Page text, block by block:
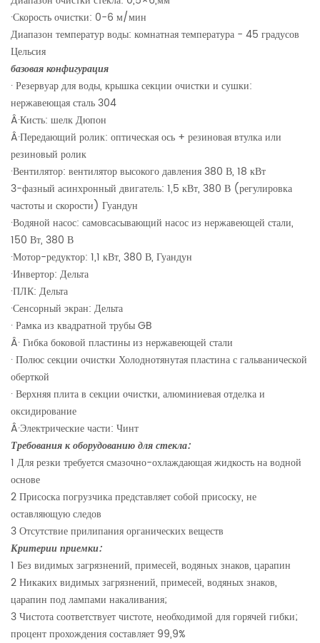
·Скорость очистки: 0-6 м/мин
Диапазон температур воды: комнатная температура - 45 градусов
Цельсия
базовая конфигурация
·Резервуар для воды, крышка секции очистки и сушки:
нержавеющая сталь 304
Â·Кисть: шелк Дюпон
Â·Передающий ролик: оптическая ось + резиновая втулка или
резиновый ролик
·Вентилятор: вентилятор высокого давления 380 В, 18 кВт
3-фазный асинхронный двигатель: 1,5 кВт, 380 В (регулировка
частоты и скорости) Гуандун
·Водяной насос: самовсасывающий насос из нержавеющей стали,
150 Вт, 380 В
·Мотор-редуктор: 1,1 кВт, 380 В, Гуандун
·Инвертор: Дельта
·ПЛК: Дельта
·Сенсорный экран: Дельта
·Рамка из квадратной трубы GB
Â·Гибка боковой пластины из нержавеющей стали
·Полюс секции очистки Холоднотянутая пластина с гальванической
оберткой
·Верхняя плита в секции очистки, алюминиевая отделка и
оксидирование
Â·Электрические части: Чинт
Требования к оборудованию для стекла:
1 Для резки требуется смазочно-охлаждающая жидкость на водной
основе
2 Присоска погрузчика представляет собой присоску, не
оставляющую следов
3 Отсутствие прилипания органических веществ
Критерии приемки:
1 Без видимых загрязнений, примесей, водяных знаков, царапин
2 Никаких видимых загрязнений, примесей, водяных знаков,
царапин под лампами накаливания;
3 Чистота соответствует чистоте, необходимой для горячей гибки;
процент прохождения составляет 99,9%